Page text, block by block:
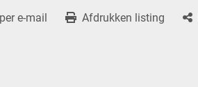
e-mail Afdrukken listing